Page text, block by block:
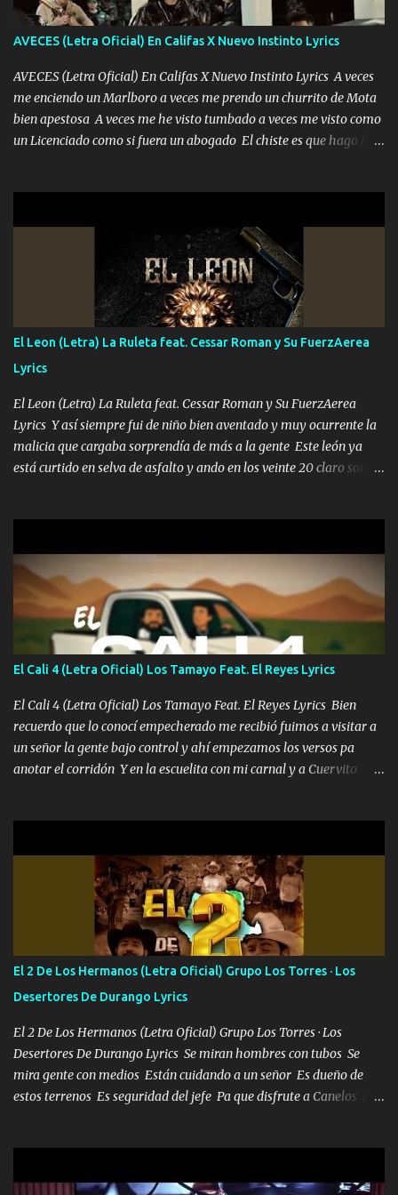
contigo fui muy feliz a lo mejor no lloró pero muy en el fondo te
adoro
AVECES (Letra Oficial) En Califas X Nuevo Instinto Lyrics
AVECES (Letra Oficial) En Califas X Nuevo Instinto Lyrics A veces
me enciendo un Marlboro a veces me prendo un churrito de Mota
bien apestosa A veces me he visto tumbado a veces me visto como
un Licenciado como si fuera un abogado El chiste es que hago lo
corriente no quieren verte subir de level trucha mis plebes Música
A veces me pongo un sombrero a veces me ven la cachucha de lado
con la mirada siempre en alto A veces me fajó una super o a veces
me fajó una Glock siempre armado todas las generaciones yo
traigo El chiste es que hago lo que quiero pues así soy me mandó
yo tengo el control a todos yo les paro el dedo soy hocicon un
malcriado un malandrón Que Les importa no saben nada falsas
las risas las que me miran hay gente corriente no quieren ve...
El Leon (Letra) La Ruleta feat. Cessar Roman y Su FuerzAerea
Lyrics
El Leon (Letra) La Ruleta feat. Cessar Roman y Su FuerzAerea
Lyrics Y así siempre fui de niño bien aventado y muy ocurrente la
malicia que cargaba sorprendía de más a la gente Este león ya
está curtido en selva de asfalto y ando en los veinte 20 claro son
pa más pues hay charola les voy a dar hasta topar pues no hay de
otra Música Surcando bien mi camino voy por mi línea no veo a
los lados aquel que no corre vuela no se me duerm voy chicoteado
Ya pasé varias hazañas ya tienen rato que me agarran el colmillo
de este León los estatales no sé esperaron Al tiro esta la PrimiZa
también la nueve que cargo al lado doy la mano al que su amigo y
al traicionero damos pa abajo Y No me paran aquí hay pa más
pues hay charola les voy a dar hasta topar pues no hay de otra...
El Cali 4 (Letra Oficial) Los Tamayo Feat. El Reyes Lyrics
El Cali 4 (Letra Oficial) Los Tamayo Feat. El Reyes Lyrics Bien
recuerdo que lo conocí empecherado me recibió fuimos a visitar a
un señor la gente bajo control y ahí empezamos los versos pa
anotar el corridón Y en la escuelita con mi carnal y a Cuervito
camisa es color Verde y peleam0s la Bandera por todita a la ciudad
con los drones patrullando la Frontera De Tijuana Bulevares
Bellas Artes me ve en las blancas ya hace falta mi APA FLACO
verde se le extraña pa que sepan Aquí Pura GENTE DE LA RANA 🐸
POR CLAVE ES EL CALI 4 EN LA CIUDAD TIJUANA Música Al
tirante andamos mi carnal atento a cualquier necesidad no porque
se ve limpio el camino nos confiamos al andar y nunca con la
misma piedra me vuelvo a tropezar Cuando ando de enamorado
en corto me tiró a per...
El 2 De Los Hermanos (Letra Oficial) Grupo Los Torres · Los
Desertores De Durango Lyrics
El 2 De Los Hermanos (Letra Oficial) Grupo Los Torres · Los
Desertores De Durango Lyrics Se miran hombres con tubos Se
mira gente con medios Están cuidando a un señor Es dueño de
estos terrenos Es seguridad del jefe Pa que disfrute a Canelos Es
ni tampoco las mujeres porque es platica de grandes por eso hay